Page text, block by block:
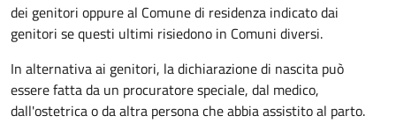
dei genitori oppure al Comune di residenza indicato dai
genitori se questi ultimi risiedono in Comuni diversi.
In alternativa ai genitori, la dichiarazione di nascita può
essere fatta da un procuratore speciale, dal medico,
dall'ostetrica o da altra persona che abbia assistito al parto.